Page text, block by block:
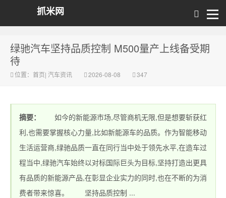
抓米网
绿驰汽车坚持品质控制 M500量产上线备受期
待
位置： 首页| 汽车资讯 2026-08-08 347
摘要：
如今的新能源市场,尽管商机无限,但是想要斩获红
利,也需要掌握核心力量,比如新能源车的品质。作为智能移动
生活运营商,绿驰品质一直在同行当中处于领先水平,在造车过
程当中,绿驰汽车始终以对标国际巨头为目标,坚持打造出更具
有品质的新能源产品,在彰显企业实力的同时,也在不断的为消
费者带来惊喜。 坚持品质控制 ...